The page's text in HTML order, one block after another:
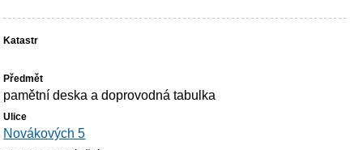
pamětní deska a doprovodná tabulka
Novákových 5